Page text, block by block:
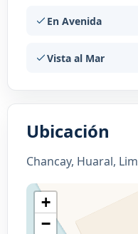
En Avenida
Vista al Mar
Ubicación
Chancay, Huaral,
+
−